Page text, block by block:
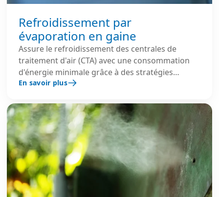
Refroidissement par
évaporation en gaine
Assure le refroidissement des centrales de
traitement d'air (CTA) avec une consommation
d'énergie minimale grâce à des stratégies
directes ou indirectes visant à maintenir les
minimum le refroidissement mécanique.
En savoir plus